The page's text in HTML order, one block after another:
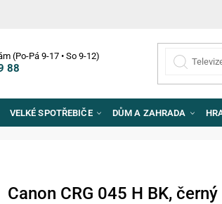
(Po-Pá 9-17 • So 9-12)
88
VELKÉ SPOTŘEBIČE DŮM A ZAHRADA
Canon CRG 045 H BK, černý